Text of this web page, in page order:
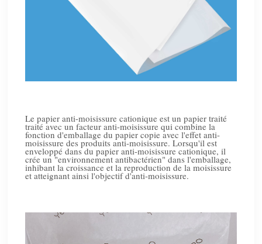
Le papier anti-moisissure cationique est un papier traité
traité avec un facteur anti-moisissure qui combine la
fonction d'emballage du papier copie avec l'effet anti-
moisissure des produits anti-moisissure. Lorsqu'il est
enveloppé dans du papier anti-moisissure cationique, il
crée un "environnement antibactérien" dans l'emballage,
inhibant la croissance et la reproduction de la moisissure
et atteignant ainsi l'objectif d'anti-moisissure.